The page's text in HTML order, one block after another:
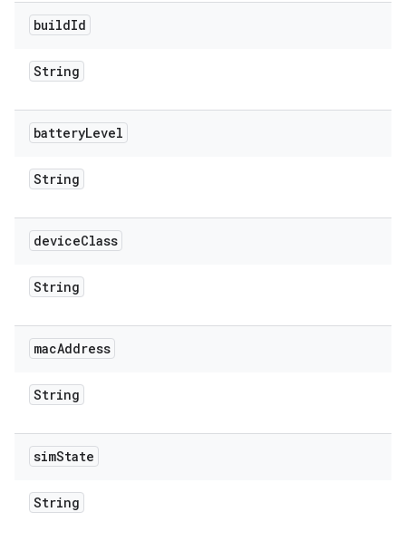
buildId
String
batteryLevel
String
deviceClass
String
macAddress
String
simState
String